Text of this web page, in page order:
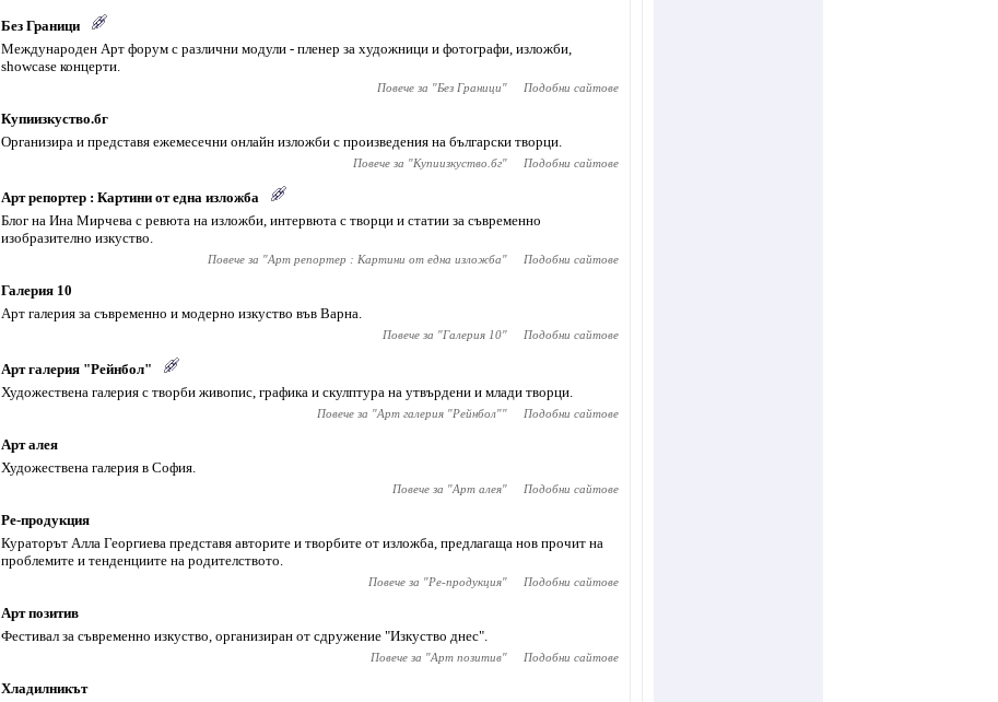
Без Граници
Международен Арт форум с различни модули - пленер за художници и фотографи, изложби,
showcase концерти.
Повече за "Без Граници" Подобни сайтове
Купиизкуство.бг
Организира и представя ежемесечни онлайн изложби с произведения на български творци.
Повече за "Купиизкуство.бг" Подобни сайтове
Арт репортер : Картини от една изложба
Блог на Ина Мирчева с ревюта на изложби, интервюта с творци и статии за съвременно
изобразително изкуство.
Повече за "Арт репортер : Картини от една изложба" Подобни сайтове
Галерия 10
Арт галерия за съвременно и модерно изкуство във Варна.
Повече за "Галерия 10" Подобни сайтове
Арт галерия "Рейнбол"
Художествена галерия с творби живопис, графика и скулптура на утвърдени и млади творци.
Повече за "Арт галерия "Рейнбол"" Подобни сайтове
Арт алея
Художествена галерия в София.
Повече за "Арт алея" Подобни сайтове
Ре-продукция
Кураторът Алла Георгиева представя авторите и творбите от изложба, предлагаща нов прочит на
проблемите и тенденциите на родителството.
Повече за "Ре-продукция" Подобни сайтове
Арт позитив
Фестивал за съвременно изкуство, организиран от сдружение "Изкуство днес".
Повече за "Арт позитив" Подобни сайтове
Хладилникът